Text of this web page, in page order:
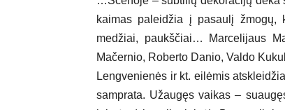
kaimas paleidžia į pasaulį žmogų,
medžiai, paukščiai… Marcelijaus
Mačernio, Roberto Danio, Valdo
Lengvenienės ir kt. eilėmis
samprata. Užaugęs vaikas –